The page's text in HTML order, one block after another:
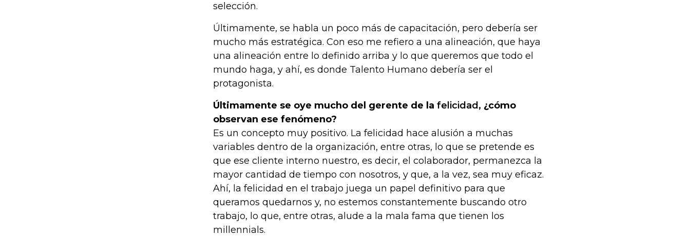
selección.
Últimamente, se habla un poco más de capacitación, pero debería ser
mucho más estratégica. Con eso me refiero a una alineación, que haya
una alineación entre lo definido arriba y lo que queremos que todo el
mundo haga, y ahí, es donde Talento Humano debería ser el
protagonista.
Últimamente se oye mucho del gerente de la felicidad , ¿cómo
observan ese fenómeno?
Es un concepto muy positivo. La felicidad hace alusión a muchas
variables dentro de la organización, entre otras, lo que se pretende es
que ese cliente interno nuestro, es decir, el colaborador, permanezca la
mayor cantidad de tiempo con nosotros, y que, a la vez, sea muy eficaz.
Ahí, la felicidad en el trabajo juega un papel definitivo para que
queramos quedarnos y, no estemos constantemente buscando otro
trabajo, lo que, entre otras, alude a la mala fama que tienen los
millennials.